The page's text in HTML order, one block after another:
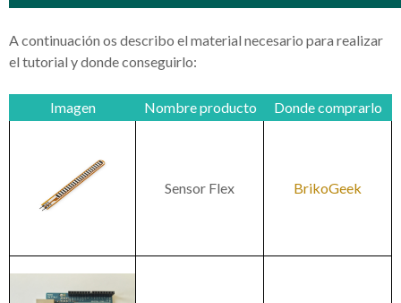
A continuación os describo el material necesario para realizar
el tutorial y donde conseguirlo:
Imagen Nombre producto Donde comprarlo
Sensor Flex BrikoGeek